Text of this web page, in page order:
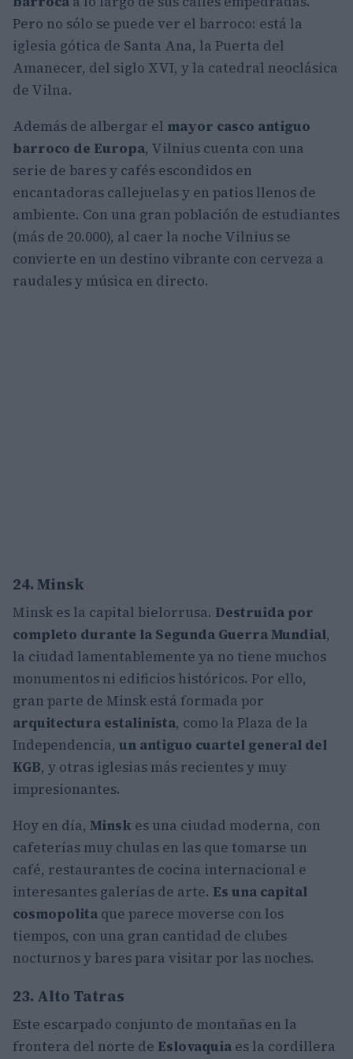
Pero no sólo se puede ver el barroco: está la
iglesia gótica de Santa Ana, la Puerta del
Amanecer, del siglo XVI, y la catedral neoclásica
de Vilna.
Además de albergar el mayor casco antiguo
barroco de Europa, Vilnius cuenta con una
serie de bares y cafés escondidos en
encantadoras callejuelas y en patios llenos de
ambiente. Con una gran población de estudiantes
(más de 20.000), al caer la noche Vilnius se
convierte en un destino vibrante con cerveza a
raudales y música en directo.
24. Minsk
Minsk es la capital bielorrusa. Destruida por
completo durante la Segunda Guerra Mundial,
la ciudad lamentablemente ya no tiene muchos
monumentos ni edificios históricos. Por ello,
gran parte de Minsk está formada por
arquitectura estalinista, como la Plaza de la
Independencia, un antiguo cuartel general del
KGB, y otras iglesias más recientes y muy
impresionantes.
Hoy en día, Minsk es una ciudad moderna, con
cafeterías muy chulas en las que tomarse un
café, restaurantes de cocina internacional e
interesantes galerías de arte. Es una capital
cosmopolita que parece moverse con los
tiempos, con una gran cantidad de clubes
nocturnos y bares para visitar por las noches.
23. Alto Tatras
Este escarpado conjunto de montañas en la
frontera del norte de Eslovaquia es la cordillera